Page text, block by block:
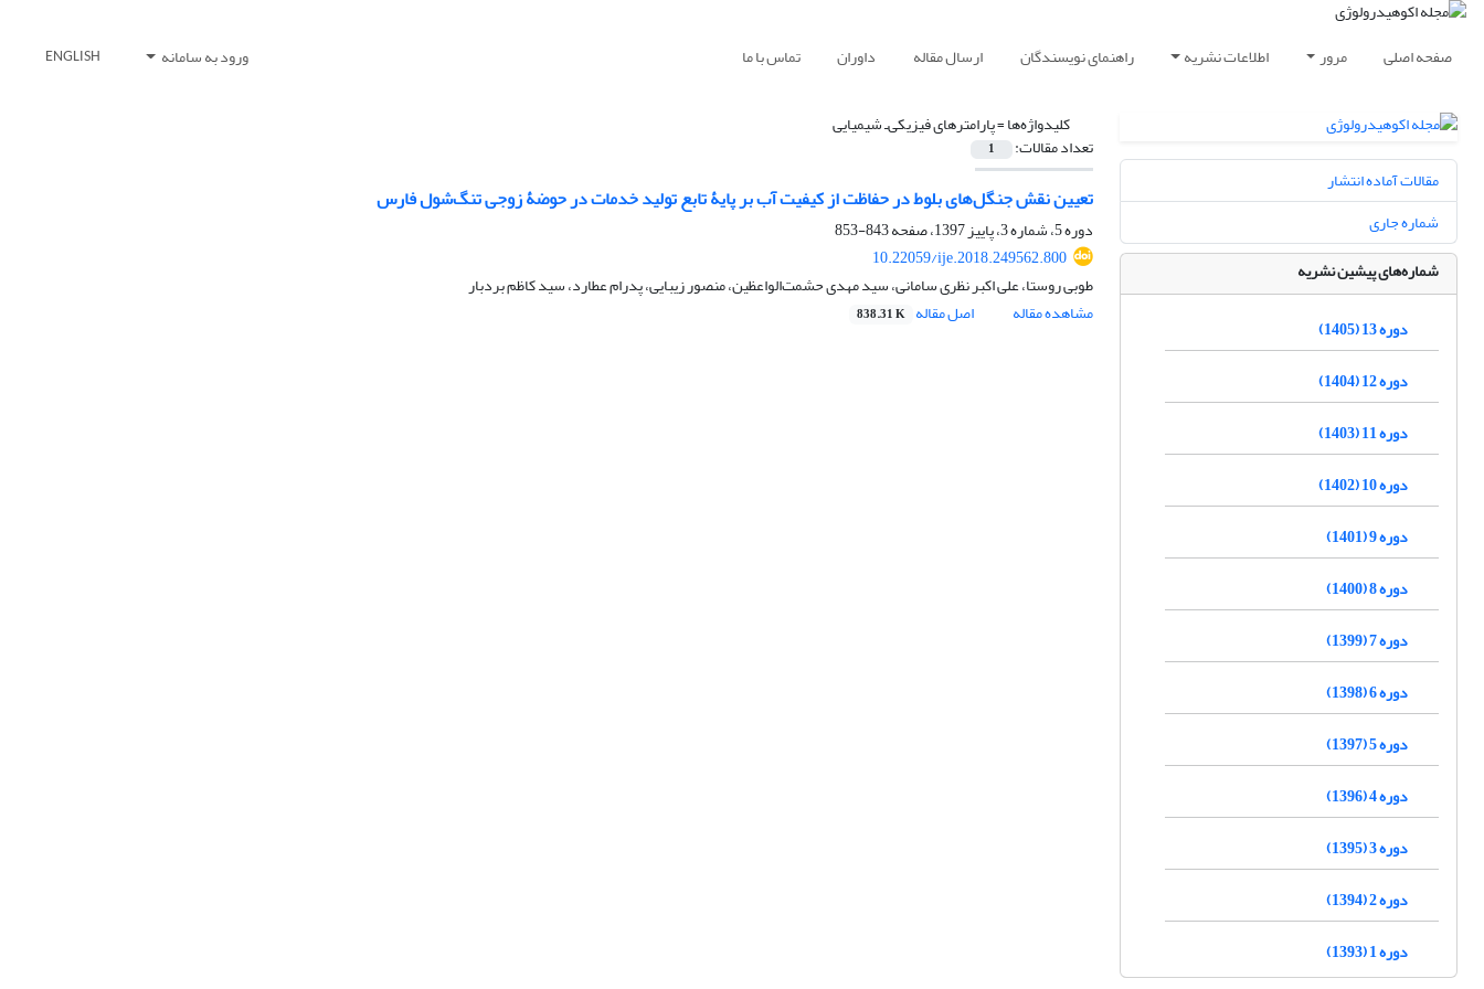
صفحه اصلی مرور اطلاعات نشریه راهنمای نویسندگان ارسال مقاله داوران تماس با ما ورود به سامانه ENGLISH
کلیدواژه‌ها =پارامترهای فیزیکی‌ـ شیمیایی
تعداد مقالات: 1
تعیین نقش جنگل‏‌های بلوط در حفاظت از کیفیت آب بر پایۀ تابع تولید خدمات در حوضۀ زوجی تنگ‌شول فارس
دوره 5، شماره 3، پاییز 1397، صفحه
843-853
10.22059/ije.2018.249562.800
طوبی روستا، علی اکبر نظری سامانی، سید مهدی حشمت‌الواعظین، منصور زیبایی، پدرام عطارد، سید کاظم بردبار
مشاهده مقاله
اصل مقاله 838.31 K
مقالات آماده انتشار
شماره جاری
شماره‌های پیشین نشریه
دوره 13 (1405)
دوره 12 (1404)
دوره 11 (1403)
دوره 10 (1402)
دوره 9 (1401)
دوره 8 (1400)
دوره 7 (1399)
دوره 6 (1398)
دوره 5 (1397)
دوره 4 (1396)
دوره 3 (1395)
دوره 2 (1394)
دوره 1 (1393)